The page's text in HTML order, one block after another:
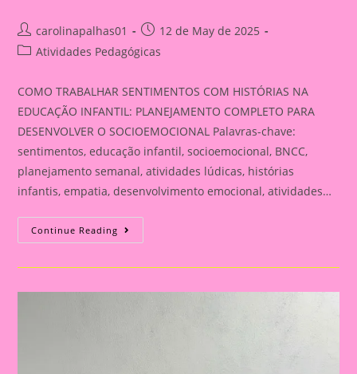
Post
author:
carolinapalhas01
Post
published:
12 de May de 2025
PostAtividades Pedagógicas
COMO TRABALHAR SENTIMENTOS COM HISTÓRIAS NA
EDUCAÇÃO INFANTIL: PLANEJAMENTO COMPLETO PARA
DESENVOLVER O SOCIOEMOCIONAL Palavras-chave:
sentimentos, educação infantil, socioemocional, BNCC,
planejamento semanal, atividades lúdicas, histórias
infantis, empatia, desenvolvimento emocional, atividades…
Continue Reading COMO
TRABALHAR
COM
EDUCAÇÃO
COMPLETO
PARA
DESENVOLVER